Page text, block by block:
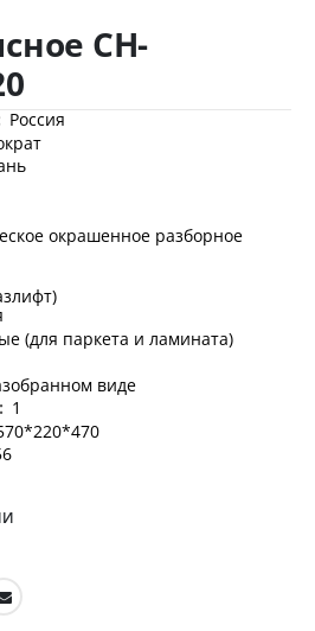
CH-
Россия
окрашенное разборное
(для паркета и ламината)
виде
1